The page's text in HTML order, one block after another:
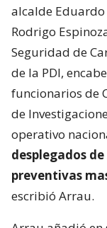
alcalde
Rodrigo
Seguridad de
de la PDI,
funcionarios de
de
operativo
desplegados
preventivas
escribió Arrau.